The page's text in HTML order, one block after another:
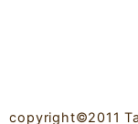
copyright©2011